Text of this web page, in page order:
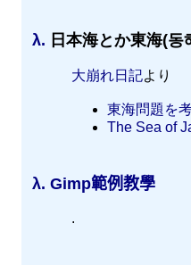
λ. 日本海とか東海(동
大崩れ日記より
東海問題を
The Sea of
λ. Gimp範例教學
.